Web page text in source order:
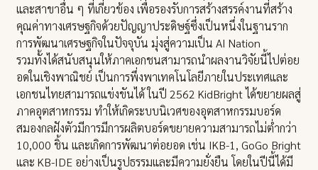
และสาขาอื่น ๆ ที่เกี่ยวข้อง เพื่อรองรับการสร้างสรรค์งานที่สร้าง
คุณค่าทางเศรษฐกิจด้วยปัญญาประดิษฐ์ซึ่งเป็นหนึ่งในฐานราก
การพัฒนาเศรษฐกิจในปัจจุบัน มุ่งสู่ความเป็น AI Nation
รวมทั้งได้สนับสนุนให้ภาคเอกชนสามารถนำผลงานวิจัยนี้ไปต่อย
อดในเชิงพาณิชย์ เป็นการพึ่งพาเทคโนโลยีภายในประเทศและ
เอกชนไทยสามารถแข่งขันได้ ในปี 2562 KidBright ได้ขยายผลสู่
ภาคอุตสาหกรรม ทำให้เกิดระบบนิเวศของอุตสาหกรรมบอร์ด
สมองกลฝังตัวมีการมีการผลิตบอร์ดขยายความสามารถไม่ต่ำกว่า
10,000 ชิ้น และเกิดการพัฒนาต่อยอด เช่น IKB-1, GoGo Bright
และ KB-IDE อย่างเป็นรูปธรรมและมีความยั่งยืน โดยในปีนี้ได้มี